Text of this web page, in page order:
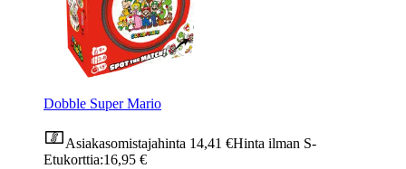
Dobble Super Mario
Asiakasomistajahinta 14,41 €Hinta ilman S-
Etukorttia:16,95 €